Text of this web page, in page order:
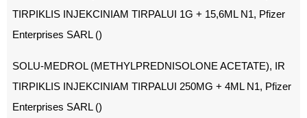
TIRPIKLIS INJEKCINIAM TIRPALUI 1G + 15,6ML N1, Pfizer
Enterprises SARL ()
SOLU-MEDROL (METHYLPREDNISOLONE ACETATE), IR
TIRPIKLIS INJEKCINIAM TIRPALUI 250MG + 4ML N1, Pfizer
Enterprises SARL ()